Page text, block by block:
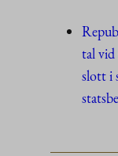
tal vid
slott i